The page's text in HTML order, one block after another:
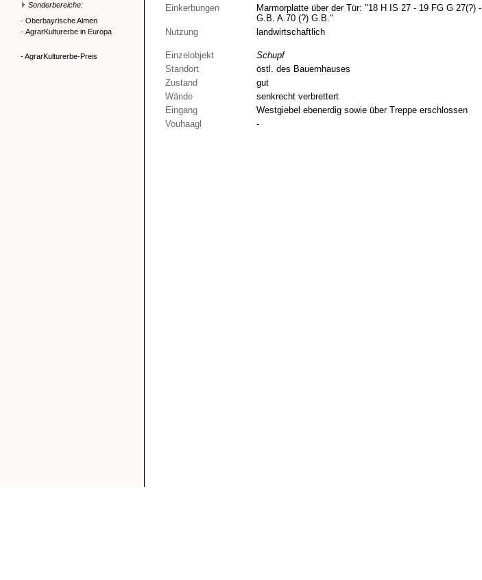
Sonderbereiche:
· Oberbayrische Almen
· AgrarKulturerbe in Europa
- AgrarKulturerbe-Preis
Einkerbungen
Marmorplatte über der Tür: "18 H IS 27 - 19 FG G 27(?) -
G.B. A.70 (?) G.B."
Nutzung
landwirtschaftlich
Einzelobjekt
Schupf
Standort
östl. des Bauernhauses
Zustand
gut
Wände
senkrecht verbrettert
Eingang
Westgiebel ebenerdig sowie über Treppe erschlossen
Vouhaagl
-